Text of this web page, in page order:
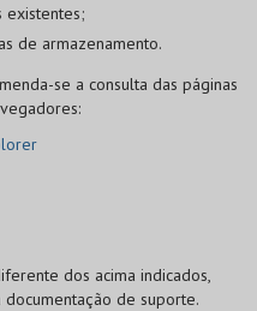
existentes;
de armazenamento.
se a consulta das páginas
dos acima indicados,
de suporte.